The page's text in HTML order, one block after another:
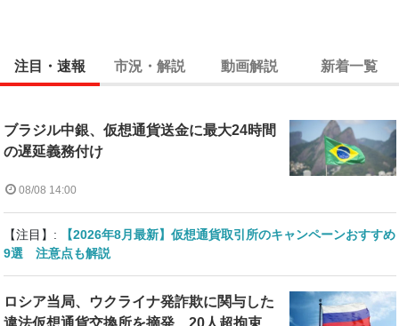
注目・速報 市況・解説 動画解説 新着一覧
ブラジル中銀、仮想通貨送金に最大24時間
の遅延義務付け
08/08 14:00
【注目】:
【2026年8月最新】仮想通貨取引所のキャンペーンおすすめ
9選 注意点も解説
ロシア当局、ウクライナ発詐欺に関与した